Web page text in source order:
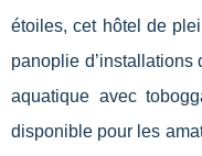
étoiles, cet hôtel de
panoplie
aquatique avec
disponible pour les